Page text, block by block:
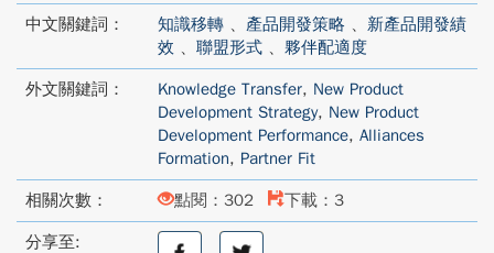
中文關鍵詞： 知識移轉 、 產品開發策略 、 新產品開發績
效 、 聯盟形式 、 夥伴配適度
外文關鍵詞： Knowledge Transfer, New Product
Development Strategy, New Product
Development Performance, Alliances
Formation, Partner Fit
相關次數： 點閱：302 下載：3
分享至:
分
分